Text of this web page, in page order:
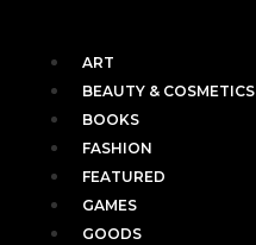
ART
BEAUTY & COSMETICS
BOOKS
FASHION
FEATURED
GAMES
GOODS